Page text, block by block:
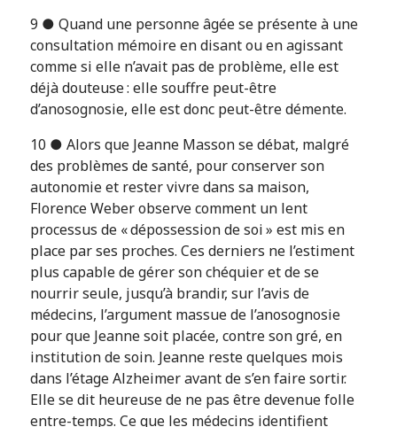
9 ● Quand une personne âgée se présente à une
consultation mémoire en disant ou en agissant
comme si elle n’avait pas de problème, elle est
déjà douteuse : elle souffre peut-être
d’anosognosie, elle est donc peut-être démente.
10 ● Alors que Jeanne Masson se débat, malgré
des problèmes de santé, pour conserver son
autonomie et rester vivre dans sa maison,
Florence Weber observe comment un lent
processus de « dépossession de soi » est mis en
place par ses proches. Ces derniers ne l’estiment
plus capable de gérer son chéquier et de se
nourrir seule, jusqu’à brandir, sur l’avis de
médecins, l’argument massue de l’anosognosie
pour que Jeanne soit placée, contre son gré, en
institution de soin. Jeanne reste quelques mois
dans l’étage Alzheimer avant de s’en faire sortir.
Elle se dit heureuse de ne pas être devenue folle
entre-temps. Ce que les médecins identifient